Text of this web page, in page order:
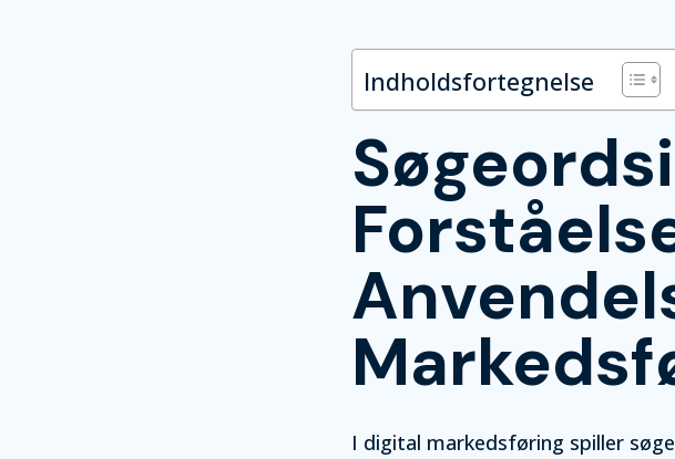
Indholdsfortegnelse
I digital markedsføring spiller